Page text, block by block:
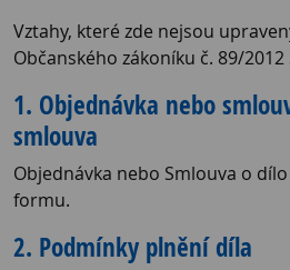
Vztahy, které zde nejsou
Občanského zákoníku č. 89/2012
1. Objednávka nebo
smlouva
Objednávka nebo Smlouva o
formu.
2. Podmínky plnění díla